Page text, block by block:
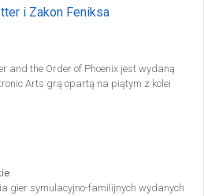
w turnieju.
i Zakon Feniksa
and the Order of Phoenix jest wydaną
Arts grą opartą na piątym z kolei
w wersjach na wszystkie liczące się
gier symulacyjno-familijnych wydanych